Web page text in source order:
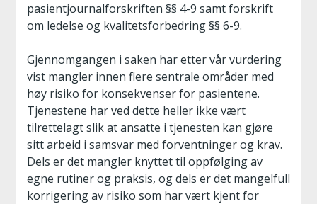
pasientjournalforskriften §§ 4-9 samt forskrift
om ledelse og kvalitetsforbedring §§ 6-9.
Gjennomgangen i saken har etter vår vurdering
vist mangler innen flere sentrale områder med
høy risiko for konsekvenser for pasientene.
Tjenestene har ved dette heller ikke vært
tilrettelagt slik at ansatte i tjenesten kan gjøre
sitt arbeid i samsvar med forventninger og krav.
Dels er det mangler knyttet til oppfølging av
egne rutiner og praksis, og dels er det mangelfull
korrigering av risiko som har vært kjent for